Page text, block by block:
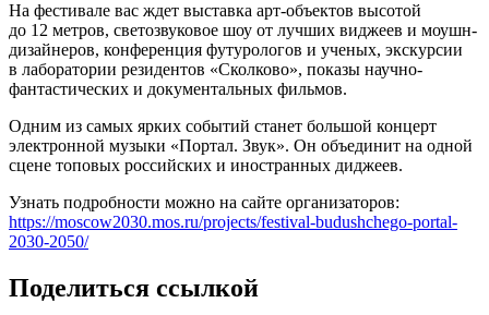
На фестивале вас ждет выставка арт-объектов высотой
до 12 метров, светозвуковое шоу от лучших виджеев и моушн-
дизайнеров, конференция футурологов и ученых, экскурсии
в лаборатории резидентов «Сколково», показы научно-
фантастических и документальных фильмов.
Одним из самых ярких событий станет большой концерт
электронной музыки «Портал. Звук». Он объединит на одной
сцене топовых российских и иностранных диджеев.
Узнать подробности можно на сайте организаторов:
https://moscow2030.mos.ru/projects/festival-budushchego-portal-
2030-2050/
Поделиться ссылкой